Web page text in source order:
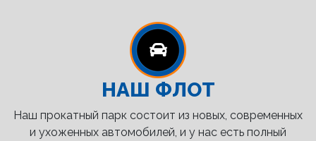
НАШ ФЛОТ
Наш прокатный парк состоит из новых, современных
и ухоженных автомобилей, и у нас есть полный